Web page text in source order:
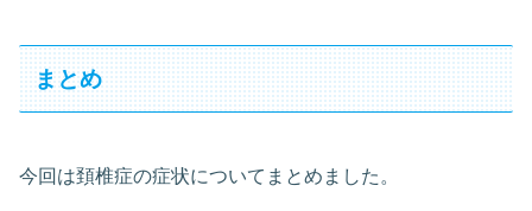
まとめ
今回は頚椎症の症状についてまとめました。